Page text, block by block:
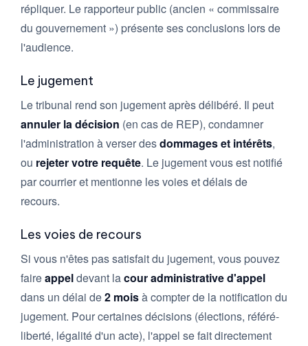
répliquer. Le rapporteur public (ancien « commissaire
du gouvernement ») présente ses conclusions lors de
l'audience.
Le jugement
Le tribunal rend son jugement après délibéré. Il peut
annuler la décision (en cas de REP), condamner
l'administration à verser desdommages et intérêts,
ou rejeter votre requête. Le jugement vous est notifié
par courrier et mentionne les voies et délais de
recours.
Les voies de recours
Si vous n'êtes pas satisfait du jugement, vous pouvez
faireappeldevant lacour administrative d'appel
dans un délai de2 moisà compter de la notification du
jugement. Pour certaines décisions (élections, référé-
liberté, légalité d'un acte), l'appel se fait directement